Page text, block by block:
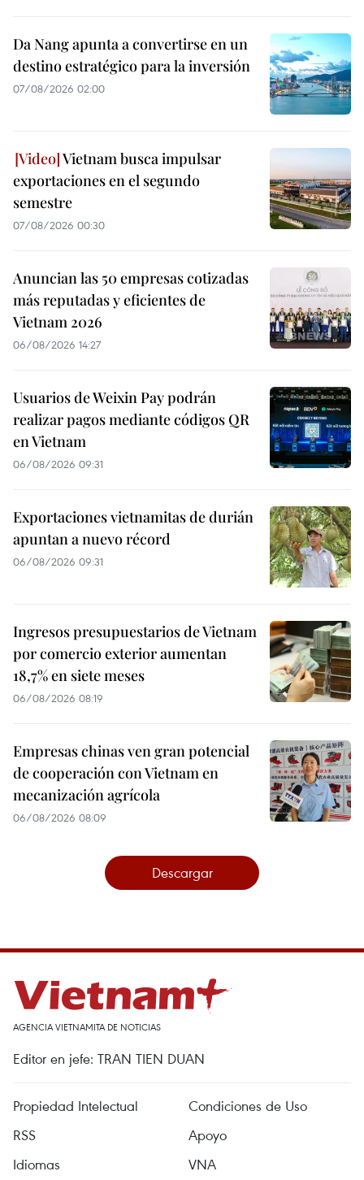
Da Nang apunta a convertirse en un
destino estratégico para la inversión
07/08/2026 02:00
Vietnam busca impulsar
exportaciones en el segundo
semestre
07/08/2026 00:30
Anuncian las 50 empresas cotizadas
más reputadas y eficientes de
Vietnam 2026
06/08/2026 14:27
Usuarios de Weixin Pay podrán
realizar pagos mediante códigos QR
en Vietnam
06/08/2026 09:31
Exportaciones vietnamitas de durián
apuntan a nuevo récord
06/08/2026 09:31
Ingresos presupuestarios de Vietnam
por comercio exterior aumentan
18,7% en siete meses
06/08/2026 08:19
Empresas chinas ven gran potencial
de cooperación con Vietnam en
mecanización agrícola
06/08/2026 08:09
Descargar
AGENCIA VIETNAMITA DE NOTICIAS
Editor en jefe: TRAN TIEN DUAN
Propiedad Intelectual
Condiciones de Uso
RSS
Apoyo
Idiomas
VNA